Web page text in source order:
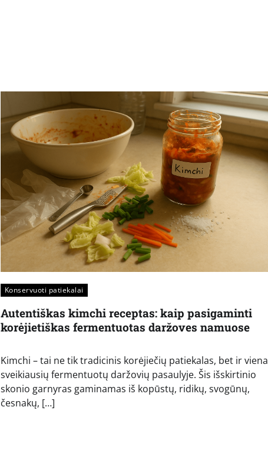
Konservuoti patiekalai
Autentiškas kimchi receptas: kaip pasigaminti
korėjietiškas fermentuotas daržoves namuose
Kimchi – tai ne tik tradicinis korėjiečių patiekalas, bet ir viena
sveikiausių fermentuotų daržovių pasaulyje. Šis išskirtinio
skonio garnyras gaminamas iš kopūstų, ridikų, svogūnų,
česnakų, […]